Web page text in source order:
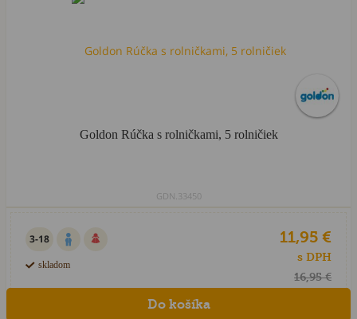
Goldon Rúčka s rolničkami, 5 rolničiek
GDN.33450
3-18
skladom
11,95 €
s DPH
16,95 €